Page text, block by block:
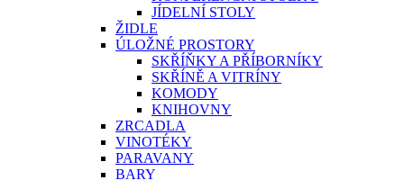
JÍDELNÍ STOLY
ŽIDLE
ÚLOŽNÉ PROSTORY
SKŘÍŇKY A PŘÍBORNÍKY
SKŘÍNĚ A VITRÍNY
KOMODY
KNIHOVNY
ZRCADLA
VINOTÉKY
PARAVANY
BARY